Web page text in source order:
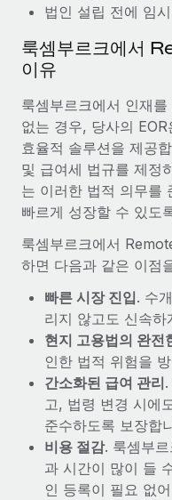
입니다. 이를 위해 최근 몇
자세히 알아보기
Shootsta가 Remote
채용을 확장한 방법
비디오 콘텐츠를 활용한
에게는 흥미롭고 전문적인
니다. 그러나 대부분의 회
법인 설립 전에 임
룩셈부르크에서
이유
룩셈부르크에서 인재
없는 경우, 당사의
효율적 솔루션을 제공
및 급여세 법규를 제정
는 이러한 법적 의무를
빠르게 성장할 수 있도
룩셈부르크에서
하면 다음과 같은 이점
빠른 시장 진입. 수
리지 않고도 신속
현지 고용법의 완전
인한 법적 위험을
간소화된 급여 관리
고, 법령 변경 시에
준수하도록 보장합
비용 절감. 룩셈부
과 시간이 많이 들
인 등록이 필요 없